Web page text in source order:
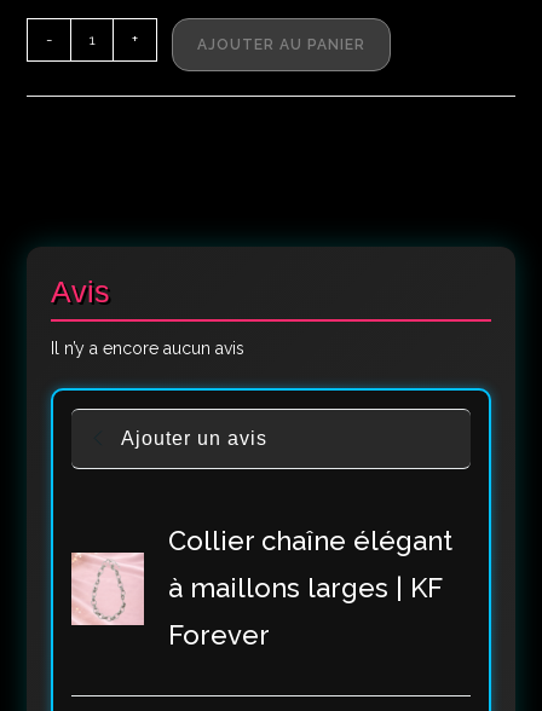
- + AJOUTER AU PANIER
Avis
Il n’y a encore aucun avis
Ajouter un avis
Collier chaîne élégant
à maillons larges | KF
Forever